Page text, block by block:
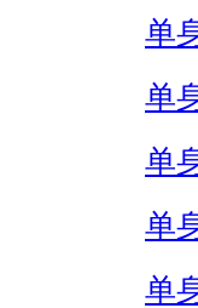
单
单
单
单
单